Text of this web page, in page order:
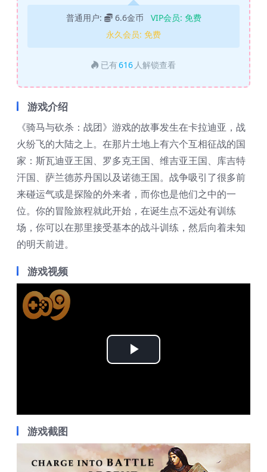
普通用户: 6.6金币 VIP会员: 免费
永久会员: 免费
已有616 人解锁查看
游戏介绍
《骑马与砍杀：战团》游戏的故事发生在卡拉迪亚，战
火纷飞的大陆之上。在那片土地上有六个互相征战的国
家：斯瓦迪亚王国、罗多克王国、维吉亚王国、库吉特
汗国、萨兰德苏丹国以及诺德王国。战争吸引了很多前
来碰运气或是探险的外来者，而你也是他们之中的一
位。你的冒险旅程就此开始，在诞生点不远处有训练
场，你可以在那里接受基本的战斗训练，然后向着未知
的明天前进。
游戏视频
Play
游戏截图